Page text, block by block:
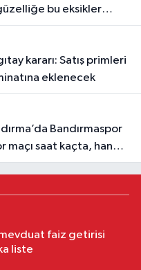
bu eksikler
eklenecek
maçı saat kaçta, hangi
faiz getirisi
liste